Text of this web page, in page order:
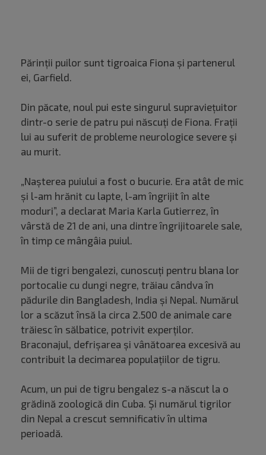
Părinţii puilor sunt tigroaica Fiona şi partenerul
ei, Garfield.
Din păcate, noul pui este singurul supravieţuitor
dintr-o serie de patru pui născuţi de Fiona. Fraţii
lui au suferit de probleme neurologice severe şi
au murit.
„Naşterea puiului a fost o bucurie. Era atât de mic
şi l-am hrănit cu lapte, l-am îngrijit în alte
moduri”, a declarat Maria Karla Gutierrez, în
vârstă de 21 de ani, una dintre îngrijitoarele sale,
în timp ce mângâia puiul.
Mii de tigri bengalezi, cunoscuţi pentru blana lor
portocalie cu dungi negre, trăiau cândva în
pădurile din Bangladesh, India şi Nepal. Numărul
lor a scăzut însă la circa 2.500 de animale care
trăiesc în sălbatice, potrivit experţilor.
Braconajul, defrişarea şi vânătoarea excesivă au
contribuit la decimarea populaţiilor de tigru.
Acum, un pui de tigru bengalez s-a născut la o
grădină zoologică din Cuba. Și numărul tigrilor
din Nepal a crescut semnificativ în ultima
perioadă.